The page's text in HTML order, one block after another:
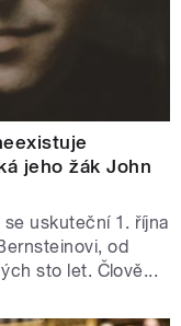
jeho žák John
uskuteční 1. října
od
sto let. Člově...